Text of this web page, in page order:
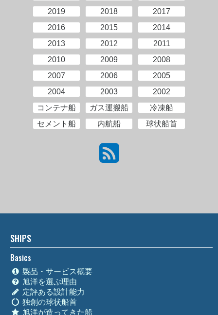
2019
2018
2017
2016
2015
2014
2013
2012
2011
2010
2009
2008
2007
2006
2005
2004
2003
2002
コンテナ船
ガス運搬船
冷凍船
セメント船
内航船 球状船首
SHIPS
Basics
製品・サービス概要
旭洋を選ぶ理由
定評ある設計能力
独創の球状船首
旭洋が造ってきた船